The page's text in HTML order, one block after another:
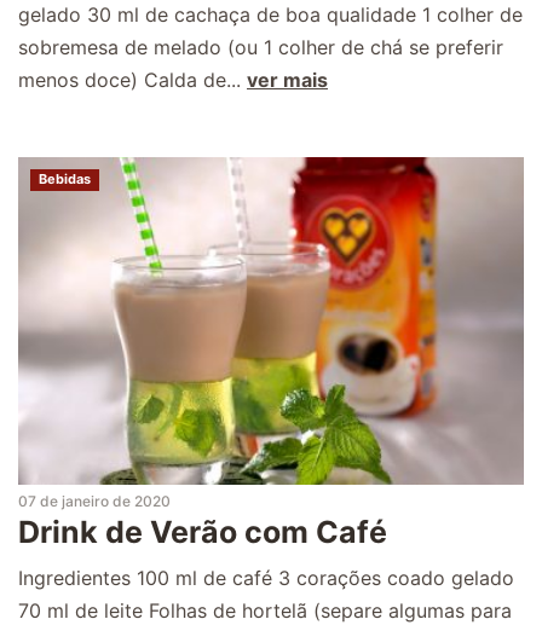
gelado 30 ml de cachaça de boa qualidade 1 colher de
sobremesa de melado (ou 1 colher de chá se preferir
menos doce) Calda de... ver mais
Bebidas
07 de janeiro de 2020
Drink de Verão com Café
Ingredientes 100 ml de café 3 corações coado gelado
70 ml de leite Folhas de hortelã (separe algumas para